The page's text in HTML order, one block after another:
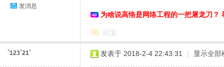
发消息
为啥说高恪是网络工程的一把屠龙刀？
回复
`123`21` 发表于 2018-2-4 22:43:31 | 显示全部